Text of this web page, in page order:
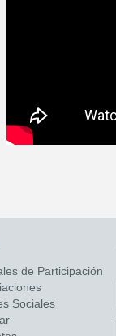
de Participación
Sociales